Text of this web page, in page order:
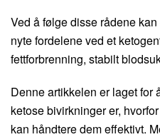
Ved å følge disse rådene
nyte fordelene ved et
fettforbrenning, stabilt
Denne artikkelen er laget for
ketose bivirkninger er,
kan håndtere dem effektivt.